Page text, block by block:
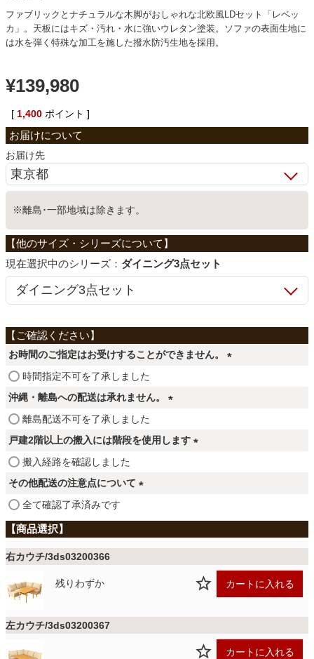
食器棚・キッチン収納
ベッド
収納家具
ホームオフィス
こたつ
寝具
ファブリック
カーテン
マット
生活用品
ファブリックとナチュラルな木脚がおしゃれな北欧風LDセット「レベッ
カ」。天板にはキズ・汚れ・水に強いウレタン塗装。ソファの表面生地に
は水を弾く特殊な加工を施した撥水防汚生地を採用。
¥139,980
[ 1,400 ポイント ]
お届け先
※離島･一部地域は除きます。
シリーズ： ダイニング3点セット
お時間のご指定はお受けすることができません。
時間指定不可を了承しました
沖縄・離島への配送は承れません。
必
離島配送不可を了承しました
戸建2階以上の搬入には階段を使用します
搬入経路を確認しました
その他配送の注意点について
必
須
)
全て確認了承済みです
右カウチ/3ds03200366
残りわずか カートに入れる
左カウチ/3ds03200367
カートに入れる